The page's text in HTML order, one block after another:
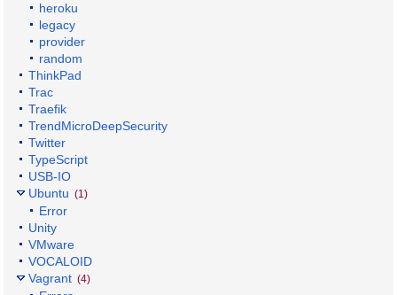
heroku
legacy
provider
random
ThinkPad
Trac
Traefik
TrendMicroDeepSecurity
Twitter
TypeScript
USB-IO
Ubuntu (1)
Error
Unity
VMware
VOCALOID
Vagrant (4)